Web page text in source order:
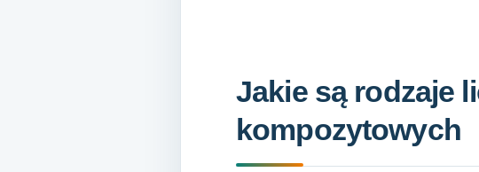
Jakie są rodzaje
kompozytowych